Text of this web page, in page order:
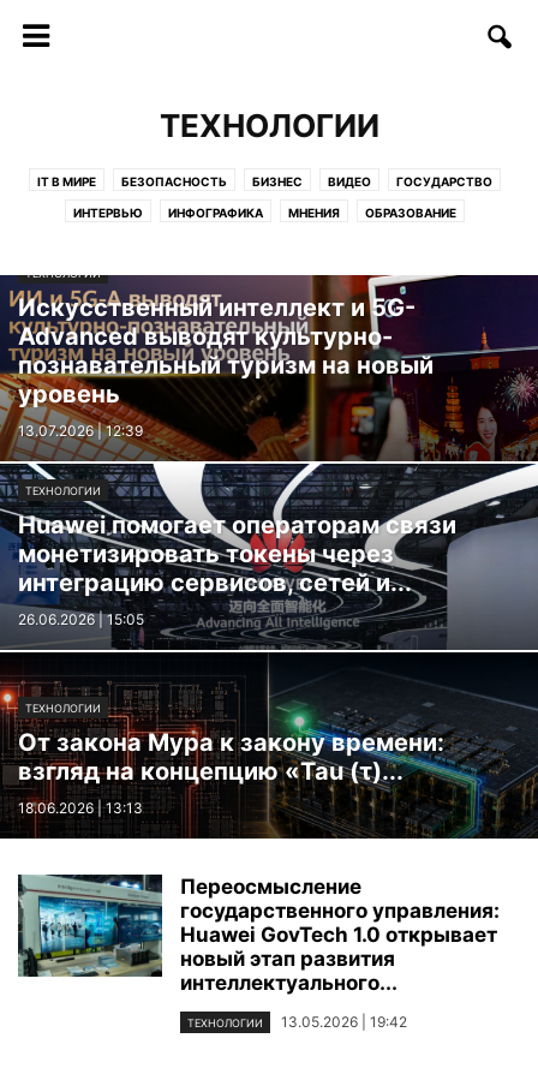
ТЕХНОЛОГИИ
IT В МИРЕ БЕЗОПАСНОСТЬ БИЗНЕС ВИДЕО ГОСУДАРСТВО
ИНТЕРВЬЮ ИНФОГРАФИКА МНЕНИЯ ОБРАЗОВАНИЕ
ТЕЛЕКОММУНИКАЦИИ ТЕХНОЛОГИИ ФИНАНСЫ ФОТО
ЦИФРЫ И ФАКТЫ
ТЕХНОЛОГИИ
Искусственный интеллект и 5G-
Advanced выводят культурно-
познавательный туризм на новый
уровень
13.07.2026 | 12:39
ТЕХНОЛОГИИ
Huawei помогает операторам связи
монетизировать токены через
интеграцию сервисов, сетей и...
26.06.2026 | 15:05
ТЕХНОЛОГИИ
От закона Мура к закону времени:
взгляд на концепцию «Tau (τ)...
18.06.2026 | 13:13
Переосмысление
государственного управления:
Huawei GovTech 1.0 открывает
новый этап развития
интеллектуального...
ТЕХНОЛОГИИ 13.05.2026 | 19:42